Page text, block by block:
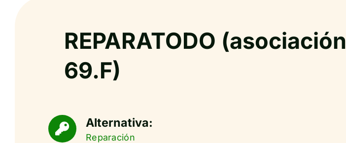
REPARATODO (asociación
69.F)
Alternativa:
Reparación